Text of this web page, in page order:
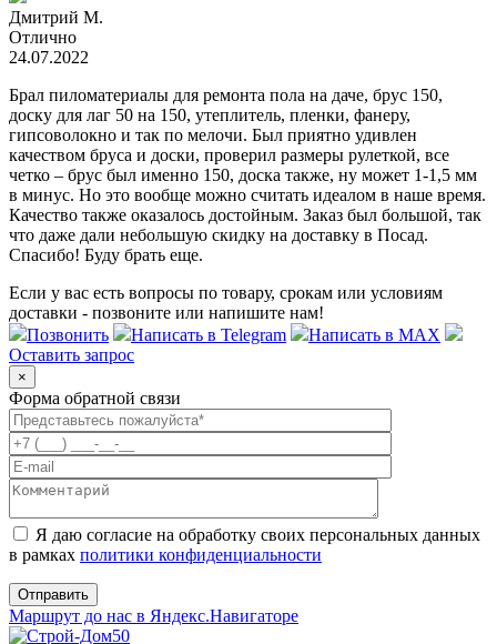
Дмитрий М.
Отлично
24.07.2022
Брал пиломатериалы для ремонта пола на даче, брус 150,
доску для лаг 50 на 150, утеплитель, пленки, фанеру,
гипсоволокно и так по мелочи. Был приятно удивлен
качеством бруса и доски, проверил размеры рулеткой, все
четко – брус был именно 150, доска также, ну может 1-1,5 мм
в минус. Но это вообще можно считать идеалом в наше время.
Качество также оказалось достойным. Заказ был большой, так
что даже дали небольшую скидку на доставку в Посад.
Спасибо! Буду брать еще.
Если у вас есть вопросы по товару, срокам или условиям
доставки - позвоните или напишите нам!
Позвонить
Написать в Telegram
Написать в MAX
Оставить запрос
×
Форма обратной связи
Я даю согласие на обработку своих персональных данных
в рамках политики конфиденциальности
Маршрут до нас в Яндекс.Навигаторе